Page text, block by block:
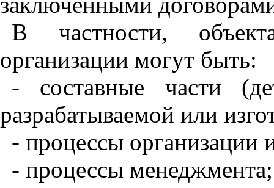
В
частности,
организации могут быть:
- составные части (
разрабатываемой или
- процессы организации
- процессы менеджмента;